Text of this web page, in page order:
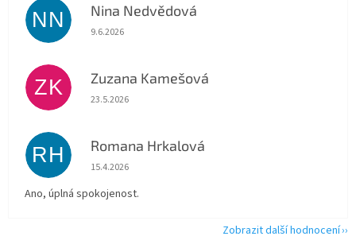
NN Nina Nedvědová
Hodnocení obchodu je 5 z 5 hvězdiček.
9.6.2026
ZK Zuzana Kamešová
Hodnocení obchodu je 5 z 5 hvězdiček.
23.5.2026
RH Romana Hrkalová
Hodnocení obchodu je 5 z 5 hvězdiček.
15.4.2026
Ano, úplná spokojenost.
Zobrazit další hodnocení